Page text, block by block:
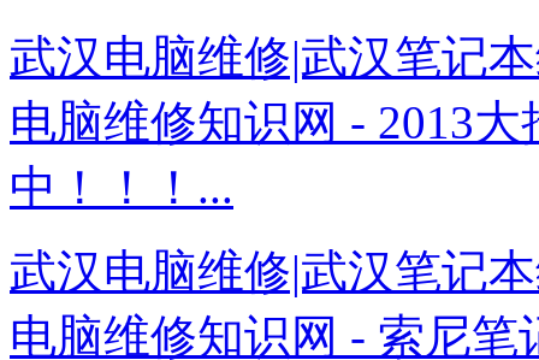
武汉电脑维修|武汉笔记
电脑维修知识网 - 2013
中！！！...
武汉电脑维修|武汉笔记
电脑维修知识网 - 索尼笔